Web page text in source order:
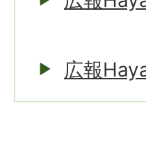
広報